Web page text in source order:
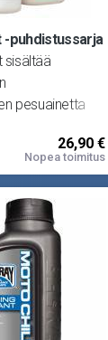
-puhdistussarja
sisältää
pesuainetta
26,90 €
Nopea toimitus